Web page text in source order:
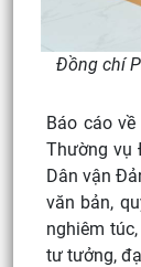
Đồng chí
Báo cáo
Thường vụ
Dân vận
văn bản,
nghiêm
tư tưởng,